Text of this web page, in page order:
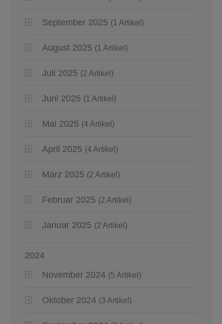
September 2025 (1 Artikel)
August 2025 (1 Artikel)
Juli 2025 (2 Artikel)
Juni 2025 (1 Artikel)
Mai 2025 (4 Artikel)
April 2025 (4 Artikel)
März 2025 (2 Artikel)
Februar 2025 (2 Artikel)
Januar 2025 (2 Artikel)
2024
November 2024 (5 Artikel)
Oktober 2024 (3 Artikel)